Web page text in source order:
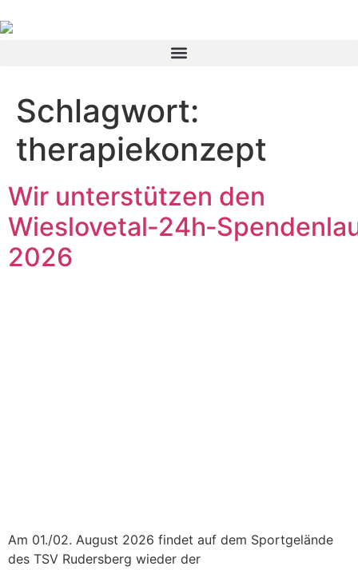
Schlagwort:
therapiekonzept
Wir unterstützen den
2026
Am 01./02. August 2026 findet auf dem Sportgelände
des TSV Rudersberg wieder der